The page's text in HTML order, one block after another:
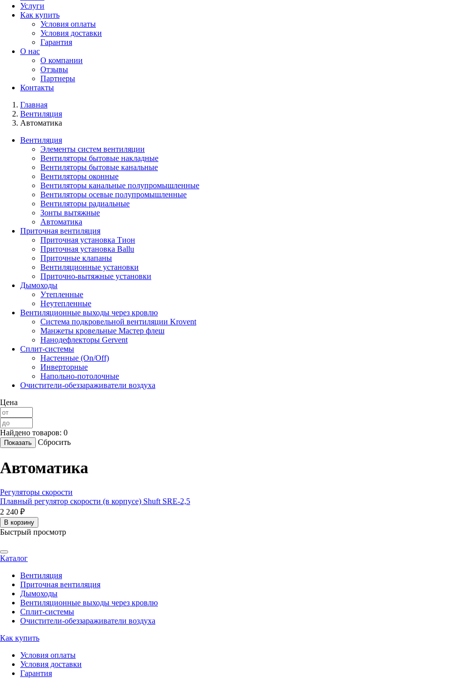
Услуги
Как купить
Условия оплаты
Условия доставки
Гарантия
О нас
О компании
Отзывы
Партнеры
Контакты
Главная
Вентиляция
Автоматика
Вентиляция
Элементы систем вентиляции
Вентиляторы бытовые накладные
Вентиляторы бытовые канальные
Вентиляторы оконные
Вентиляторы канальные полупромышленные
Вентиляторы осевые полупромышленные
Вентиляторы радиальные
Зонты вытяжные
Автоматика
Приточная вентиляция
Приточная установка Тион
Приточная установка Ballu
Приточные клапаны
Вентиляционные установки
Приточно-вытяжные установки
Дымоходы
Утепленные
Неутепленные
Вентиляционные выходы через кровлю
Система подкровельной вентиляции Krovent
Манжеты кровельные Мастер флеш
Нанодефлекторы Gervent
Сплит-системы
Настенные (On/Off)
Инверторные
Напольно-потолочные
Очистители-обеззараживатели воздуха
Цена
Найдено товаров: 0
Сбросить
Автоматика
Регуляторы скорости
Плавный регулятор скорости (в корпусе) Shuft SRE-2,5
2 240 ₽
В корзину
Быстрый просмотр
Каталог
Вентиляция
Приточная вентиляция
Дымоходы
Вентиляционные выходы через кровлю
Сплит-системы
Очистители-обеззараживатели воздуха
Как купить
Условия оплаты
Условия доставки
Гарантия